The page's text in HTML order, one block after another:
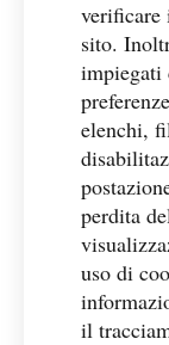
verificare
sito.
impiegati
elenchi,
perdita
uso di
il